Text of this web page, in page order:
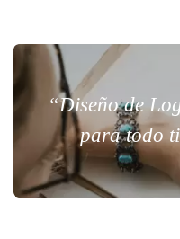
“Diseño de
para todo